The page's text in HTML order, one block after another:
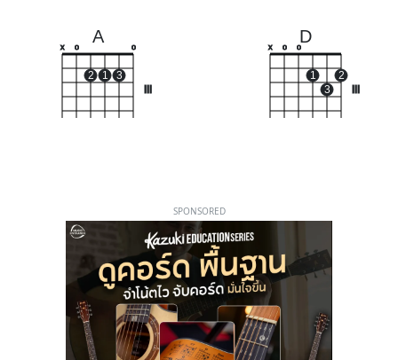
A
x o
2 1 3
o
D
x o o
1
3
2
SPONSORED